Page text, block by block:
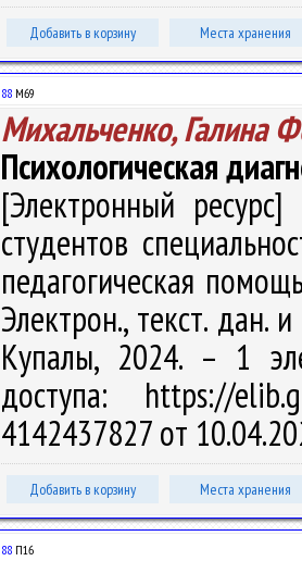
Добавить в корзину Места хранения
88 М69
Михальченко, Галина
Психологическая
[Электронный
студентов
педагогическая
Электрон., текст. дан.
Купалы, 2024. – 1
доступа: https://
4142437827 от
Добавить в корзину Места хранения
88 П16